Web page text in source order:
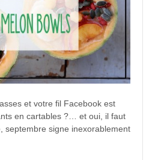
et votre fil Facebook est
en cartables ?… et oui, il faut
septembre signe inexorablement